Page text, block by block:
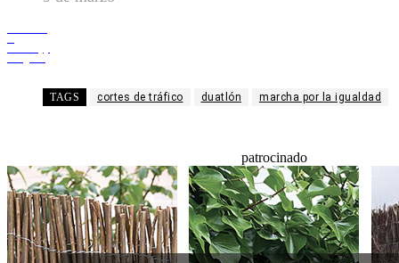
TAGS cortes de tráfico duatlón marcha por la igualdad
patrocinado